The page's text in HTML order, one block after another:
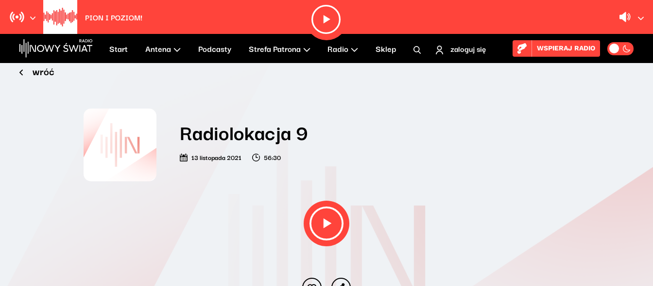
PION I POZIOM!
Start Antena Podcasty Strefa Patrona Radio Sklep zaloguj się WSPIERAJ RADIO
wróć
Radiolokacja 9
13 listopada 2021 56:30